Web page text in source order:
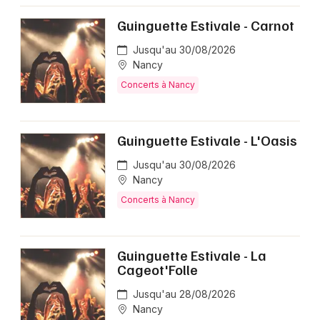
Guinguette Estivale - Carnot
Jusqu'au 30/08/2026
Nancy
Concerts à Nancy
Guinguette Estivale - L'Oasis
Jusqu'au 30/08/2026
Nancy
Concerts à Nancy
Guinguette Estivale - La
Cageot'Folle
Jusqu'au 28/08/2026
Nancy